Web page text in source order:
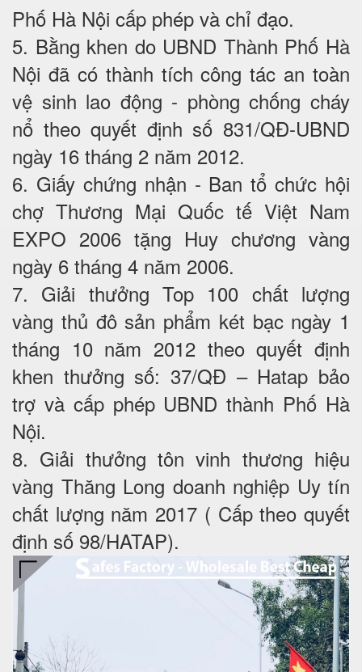
Phố Hà Nội cấp phép và chỉ đạo.
5. Bằng khen do UBND Thành Phố Hà
Nội đã có thành tích công tác an toàn
vệ sinh lao động - phòng chống cháy
nổ theo quyết định số 831/QĐ-UBND
ngày 16 tháng 2 năm 2012.
6. Giấy chứng nhận - Ban tổ chức hội
chợ Thương Mại Quốc tế Việt Nam
EXPO 2006 tặng Huy chương vàng
ngày 6 tháng 4 năm 2006.
7. Giải thưởng Top 100 chất lượng
vàng thủ đô sản phẩm két bạc ngày 1
tháng 10 năm 2012 theo quyết định
khen thưởng số: 37/QĐ – Hatap bảo
trợ và cấp phép UBND thành Phố Hà
Nội.
8. Giải thưởng tôn vinh thương hiệu
vàng Thăng Long doanh nghiệp Uy tín
chất lượng năm 2017 ( Cấp theo quyết
định số 98/HATAP).